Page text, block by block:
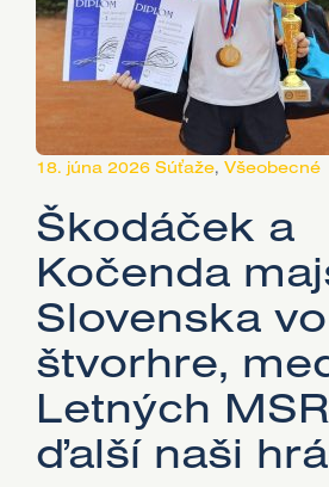
18. júna 2026 Súťaže, Všeobecné
Škodáček a
Kočenda
Slovenska vo
štvorhre,
Letných
ďalší naši